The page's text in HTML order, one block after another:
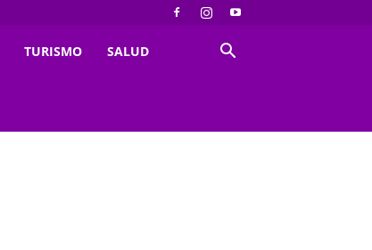
TURISMO SALUD